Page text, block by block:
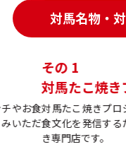
対馬名物 対
対馬名物 ・ 対
やお食
いただ
その 1
対馬たこ焼き
対馬たこ焼きプロ
食文化を発信す
き専門店です。